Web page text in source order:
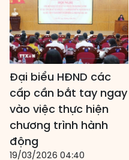
Đại biểu HĐND các
cấp cần bắt tay ngay
vào việc thực hiện
chương trình hành
động
19/03/2026 04:40